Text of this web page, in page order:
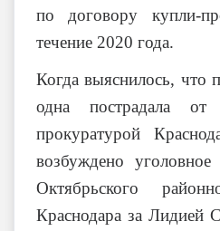
по договору купли-
течение 2020 года.
Когда выяснилось, что
одна пострадала
прокуратурой
возбуждено
Октябрьского
Краснодара за Лидией